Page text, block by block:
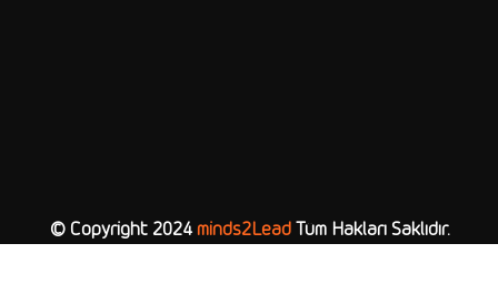
© Copyright 2024 minds2LeadTüm Hakları Saklıdır.